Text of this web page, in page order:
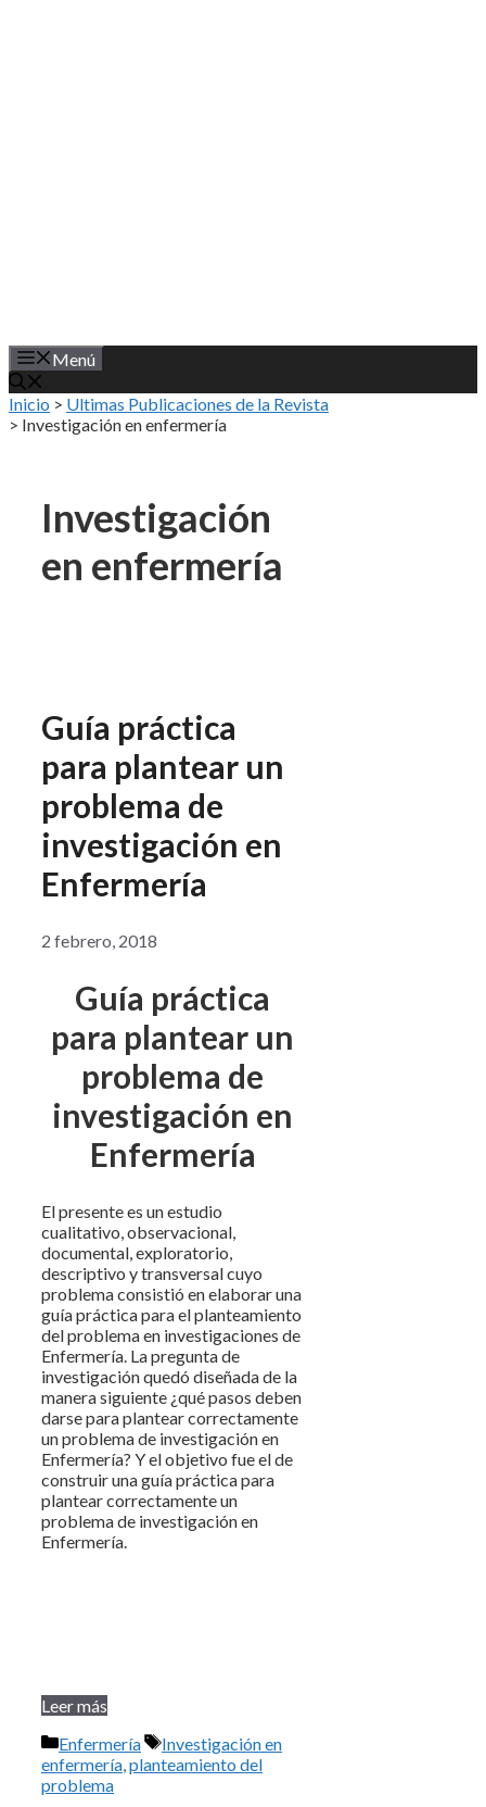
Menú
Inicio > Ultimas Publicaciones de la Revista
> Investigación en enfermería
Investigación
en enfermería
Guía práctica
para plantear un
problema de
investigación en
Enfermería
2 febrero, 2018
Guía práctica
para plantear un
problema de
investigación en
Enfermería
El presente es un estudio
cualitativo, observacional,
documental, exploratorio,
descriptivo y transversal cuyo
problema consistió en elaborar una
guía práctica para el planteamiento
del problema en investigaciones de
Enfermería. La pregunta de
investigación quedó diseñada de la
manera siguiente ¿qué pasos deben
darse para plantear correctamente
un problema de investigación en
Enfermería? Y el objetivo fue el de
construir una guía práctica para
plantear correctamente un
problema de investigación en
Enfermería.
Leer más
Categorías
Enfermería Etiquetas
Investigación en
enfermería planteamiento del
problema